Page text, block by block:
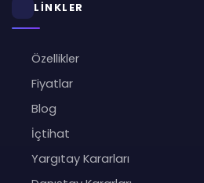
LİNKLER
Özellikler
Fiyatlar
Blog
İçtihat
Yargıtay Kararları